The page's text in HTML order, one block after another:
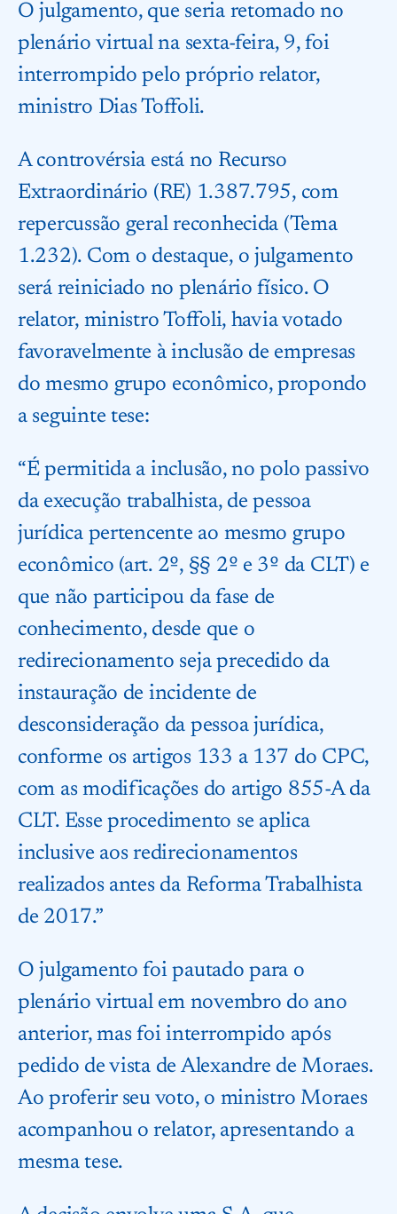
O julgamento, que seria retomado no
plenário virtual na sexta-feira, 9, foi
interrompido pelo próprio relator,
ministro Dias Toffoli.
A controvérsia está no Recurso
Extraordinário (RE) 1.387.795, com
repercussão geral reconhecida (Tema
1.232). Com o destaque, o julgamento
será reiniciado no plenário físico. O
relator, ministro Toffoli, havia votado
favoravelmente à inclusão de empresas
do mesmo grupo econômico, propondo
a seguinte tese:
“É permitida a inclusão, no polo passivo
da execução trabalhista, de pessoa
jurídica pertencente ao mesmo grupo
econômico (art. 2º, §§ 2º e 3º da CLT) e
que não participou da fase de
conhecimento, desde que o
redirecionamento seja precedido da
instauração de incidente de
desconsideração da pessoa jurídica,
conforme os artigos 133 a 137 do CPC,
com as modificações do artigo 855-A da
CLT. Esse procedimento se aplica
inclusive aos redirecionamentos
realizados antes da Reforma Trabalhista
de 2017.”
O julgamento foi pautado para o
plenário virtual em novembro do ano
anterior, mas foi interrompido após
pedido de vista de Alexandre de Moraes.
Ao proferir seu voto, o ministro Moraes
acompanhou o relator, apresentando a
mesma tese.